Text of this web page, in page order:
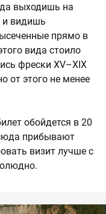
выходишь на
видишь
прямо в
вида стоило
фрески XV–XIX
от этого не менее
обойдется в 20
прибывают
визит лучше с